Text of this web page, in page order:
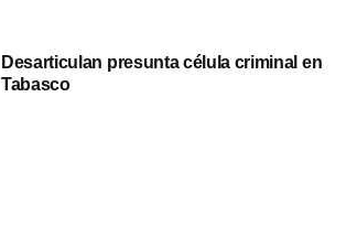
Desarticulan presunta célula criminal en
Tabasco